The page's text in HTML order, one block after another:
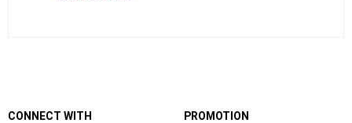
CONNECT WITH PROMOTION